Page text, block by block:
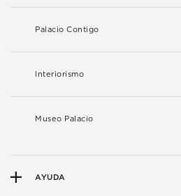
Palacio Contigo
Interiorismo
Museo Palacio
AYUDA